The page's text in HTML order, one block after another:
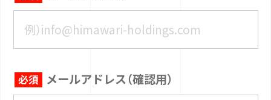
メールアドレス（確認用）